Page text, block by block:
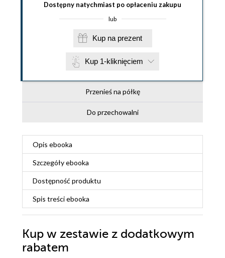
Dostępny natychmiast po opłaceniu zakupu
lub
Kup na prezent
Kup 1-kliknięciem
Przenieś na półkę
Do przechowalni
Opis ebooka
Szczegółyebooka
Dostępność produktu
Spis treściebooka
Kup w zestawie z dodatkowym
rabatem